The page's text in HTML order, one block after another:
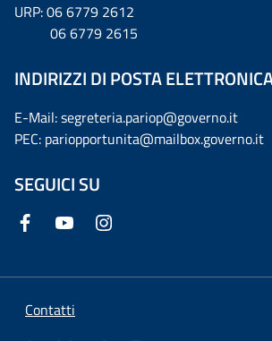
URP: 06 6779 2612
06 6779 2615
INDIRIZZI DI POSTA
E-Mail: segreteria.pariop@governo.it
PEC: pariopportunita@mailbox.governo.it
SEGUICI SU
Contatti